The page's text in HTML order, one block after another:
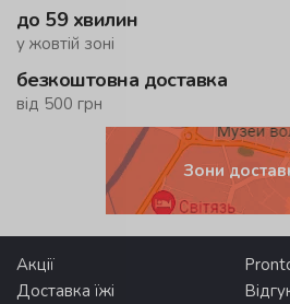
до 59 хвилин
у жовтій зоні
безкоштовна доставка
від 500 грн
Зони
Акції
Доставка їжі